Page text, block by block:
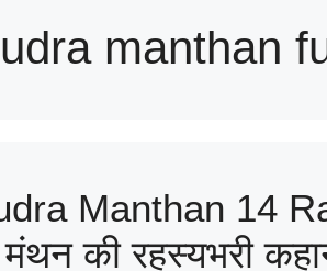
manthan
Manthan 14
की रहस्यभरी